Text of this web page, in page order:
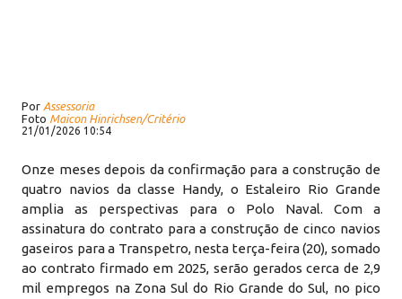
Por Assessoria
Foto Maicon Hinrichsen/Critério
21/01/2026 10:54
Onze meses depois da confirmação para a construção de
quatro navios da classe Handy, o Estaleiro Rio Grande
amplia as perspectivas para o Polo Naval. Com a
assinatura do contrato para a construção de cinco navios
gaseiros para a Transpetro, nesta terça-feira (20), somado
ao contrato firmado em 2025, serão gerados cerca de 2,9
mil empregos na Zona Sul do Rio Grande do Sul, no pico